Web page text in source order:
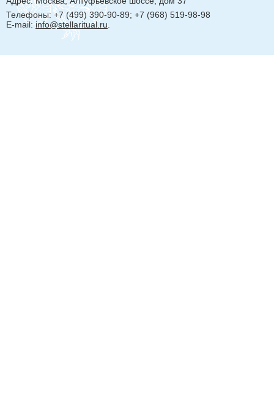
Телефоны: +7 (499) 390-90-89; +7 (968) 519-98-98
E-mail:info@stellaritual.ru